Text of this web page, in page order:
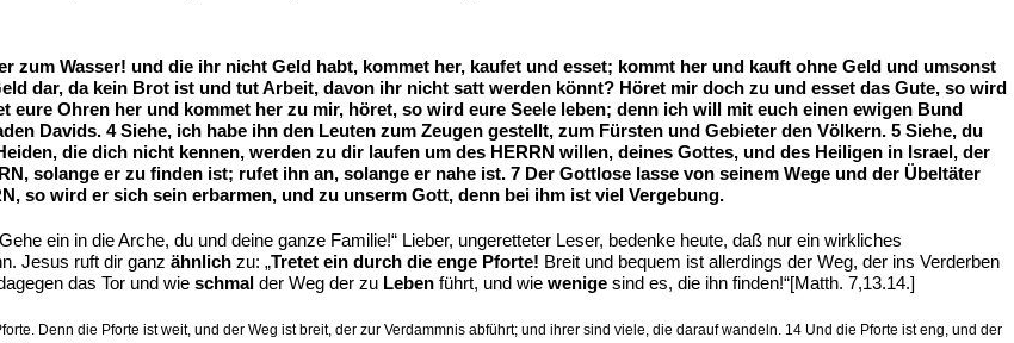
zum Wasser! und die ihr nicht Geld habt, kommet her, kaufet und esset; kommt her und kauft ohne Geld und umsonst
dar, da kein Brot ist und tut Arbeit, davon ihr nicht satt werden könnt? Höret mir doch zu und esset das Gute, so wird
eure Ohren her und kommet her zu mir, höret, so wird eure Seele leben; denn ich will mit euch einen ewigen Bund
Davids. 4 Siehe, ich habe ihn den Leuten zum Zeugen gestellt, zum Fürsten und Gebieter den Völkern. 5 Siehe, du
die dich nicht kennen, werden zu dir laufen um des HERRN willen, deines Gottes, und des Heiligen in Israel, der
solange er zu finden ist; rufet ihn an, solange er nahe ist. 7 Der Gottlose lasse von seinem Wege und der Übeltäter
so wird er sich sein erbarmen, und zu unserm Gott, denn bei ihm ist viel Vergebung.
ein in die Arche, du und deine ganze Familie!“ Lieber, ungeretteter Leser, bedenke heute, daß nur ein wirkliches
Jesus ruft dir ganz ähnlich zu: „Tretet ein durch die enge Pforte! Breit und bequem ist allerdings der Weg, der ins Verderben
das Tor und wie schmal der Weg der zu Leben führt, und wie wenige sind es, die ihn finden!“[Matth. 7,13.14.]
Denn die Pforte ist weit, und der Weg ist breit, der zur Verdammnis abführt; und ihrer sind viele, die darauf wandeln. 14 Und die Pforte ist eng, und der